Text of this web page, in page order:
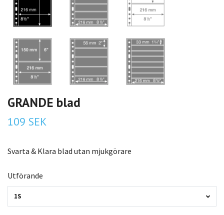
GRANDE blad
109 SEK
Svarta & Klara blad utan mjukgörare
Utförande
1S